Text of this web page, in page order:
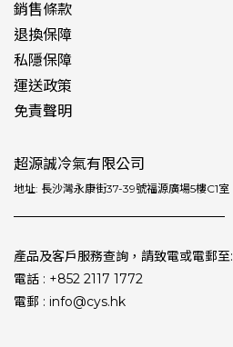
銷售條款
退換保障
私隱保障
運送政策
免責聲明
超源誠冷氣有限公司
地址: 長沙灣永康街37-39號福源廣場5樓C1室
產品及客戶服務查詢，請致電或電郵至:
電話 : +852 2117 1772
電郵 : info@cys.hk